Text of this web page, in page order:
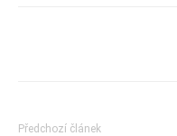
Předchozí článek